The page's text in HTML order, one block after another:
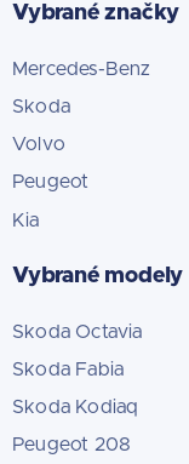
Vybrané značky
Mercedes-Benz
Skoda
Volvo
Peugeot
Kia
Vybrané modely
Skoda Octavia
Skoda Fabia
Skoda Kodiaq
Peugeot 208